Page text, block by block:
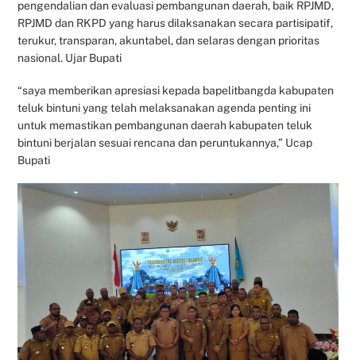
pengendalian dan evaluasi pembangunan daerah, baik RPJMD,
RPJMD dan RKPD yang harus dilaksanakan secara partisipatif,
terukur, transparan, akuntabel, dan selaras dengan prioritas
nasional. Ujar Bupati
“saya memberikan apresiasi kepada bapelitbangda kabupaten
teluk bintuni yang telah melaksanakan agenda penting ini
untuk memastikan pembangunan daerah kabupaten teluk
bintuni berjalan sesuai rencana dan peruntukannya,” Ucap
Bupati